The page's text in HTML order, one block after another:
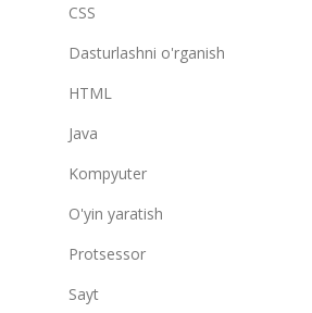
CSS
Dasturlashni o'rganish
HTML
Java
Kompyuter
O'yin yaratish
Protsessor
Sayt